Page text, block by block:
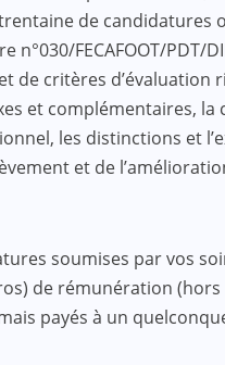
de candidatures
FECAFOOT/
de critères
et complémentaires,
les distinctions et
et de
soumises par vos
de rémunération
payés à un